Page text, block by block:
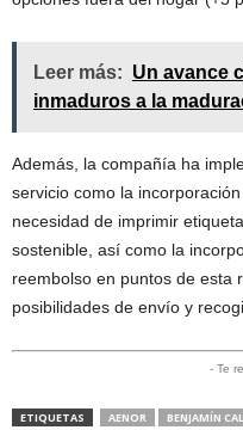
Leer más: Un avance
inmaduros a la
Además, la compañía ha
servicio como la
necesidad de imprimir
sostenible, así como la
reembolso en puntos de esta
posibilidades de envío y
- Te
ETIQUETAS AENOR BENJAMÍN